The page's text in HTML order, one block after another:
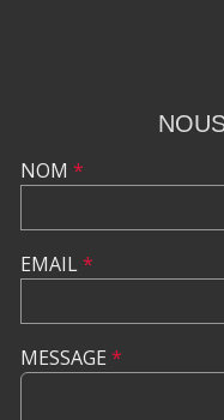
NOM *
EMAIL*
MESSAGE *